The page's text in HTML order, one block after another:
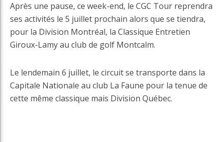
Après une pause, ce week-end, le CGC Tour reprendra
ses activités le 5 juillet prochain alors que se tiendra,
pour la Division Montréal, la Classique Entretien
Giroux-Lamy au club de golf Montcalm.
Le lendemain 6 juillet, le circuit se transporte dans la
Capitale Nationale au club La Faune pour la tenue de
cette même classique mais Division Québec.